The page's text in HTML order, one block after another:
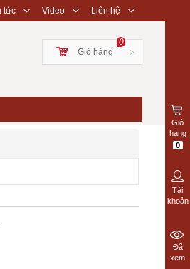
◇
tức ◇
Video ◇
Liên hệ
>
0
Giỏ hàng
Giỏ
hàng
0
Tài
khoản
Đã
xem